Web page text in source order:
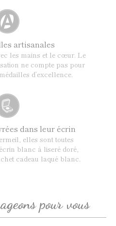
artisanales
les mains et le cœur. Le
ne compte pas pour
d’excellence.
dans leur écrin
elles sont toutes
blanc à liseré doré,
cadeau laqué blanc.
pour vous